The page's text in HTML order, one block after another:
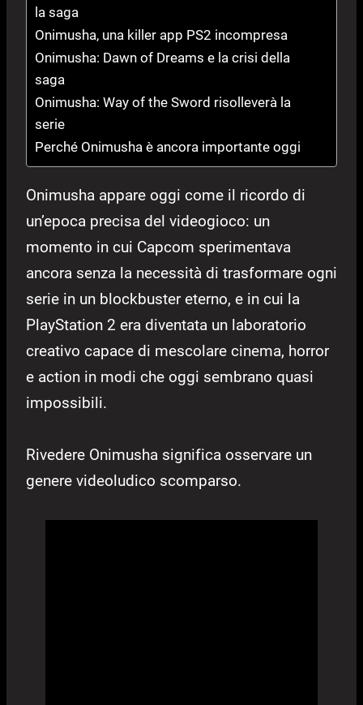
la saga
Onimusha, una killer app PS2 incompresa
Onimusha: Dawn of Dreams e la crisi della
saga
Onimusha: Way of the Sword risolleverà la
serie
Perché Onimusha è ancora importante oggi
Onimusha appare oggi come il ricordo di
un’epoca precisa del videogioco: un
momento in cui Capcom sperimentava
ancora senza la necessità di trasformare ogni
serie in un blockbuster eterno, e in cui la
PlayStation 2 era diventata un laboratorio
creativo capace di mescolare cinema, horror
e action in modi che oggi sembrano quasi
impossibili.
Rivedere Onimusha significa osservare un
genere videoludico scomparso.